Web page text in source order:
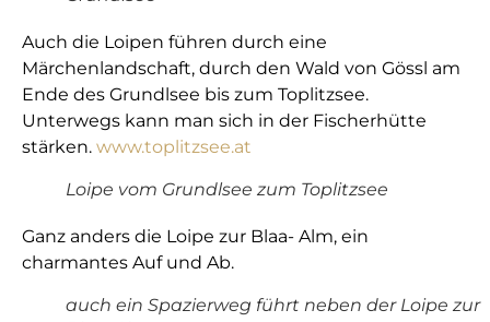
Auch die Loipen führen durch eine
Märchenlandschaft, durch den Wald von Gössl am
Ende des Grundlsee bis zum Toplitzsee.
Unterwegs kann man sich in der Fischerhütte
stärken. www.toplitzsee.at
Loipe vom Grundlsee zum Toplitzsee
Ganz anders die Loipe zur Blaa- Alm, ein
charmantes Auf und Ab.
auch ein Spazierweg führt neben der Loipe zur